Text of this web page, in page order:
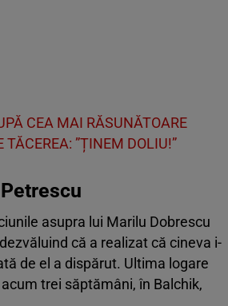
CEA MAI RĂSUNĂTOARE
”ȚINEM DOLIU!”
asupra lui Marilu Dobrescu
că a realizat că cineva i-
de el a dispărut. Ultima logare
trei săptămâni, în Balchik,